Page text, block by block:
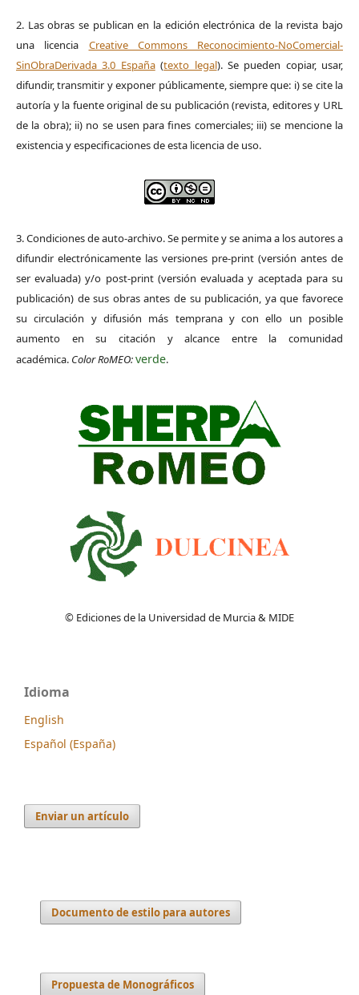
2. Las obras se publican en la edición electrónica de la revista bajo
una licencia Creative Commons Reconocimiento-NoComercial-
SinObraDerivada 3.0 España(texto legal). Se pueden copiar, usar,
difundir, transmitir y exponer públicamente, siempre que: i) se cite la
autoría y la fuente original de su publicación (revista, editores y URL
de la obra); ii) no se usen para fines comerciales; iii) se mencione la
existencia y especificaciones de esta licencia de uso.
3. Condiciones de auto-archivo. Se permite y se anima a los autores a
difundir electrónicamente las versiones pre-print (versión antes de
ser evaluada) y/o post-print (versión evaluada y aceptada para su
publicación) de sus obras antes de su publicación, ya que favorece
su circulación y difusión más temprana y con ello un posible
aumento en su citación y alcance entre la comunidad
académica. Color RoMEO:verde.
© Ediciones de la Universidad de Murcia & MIDE
Idioma
English
Español (España)
Enviar un artículo
Documento de estilo para autores
Propuesta de Monográficos